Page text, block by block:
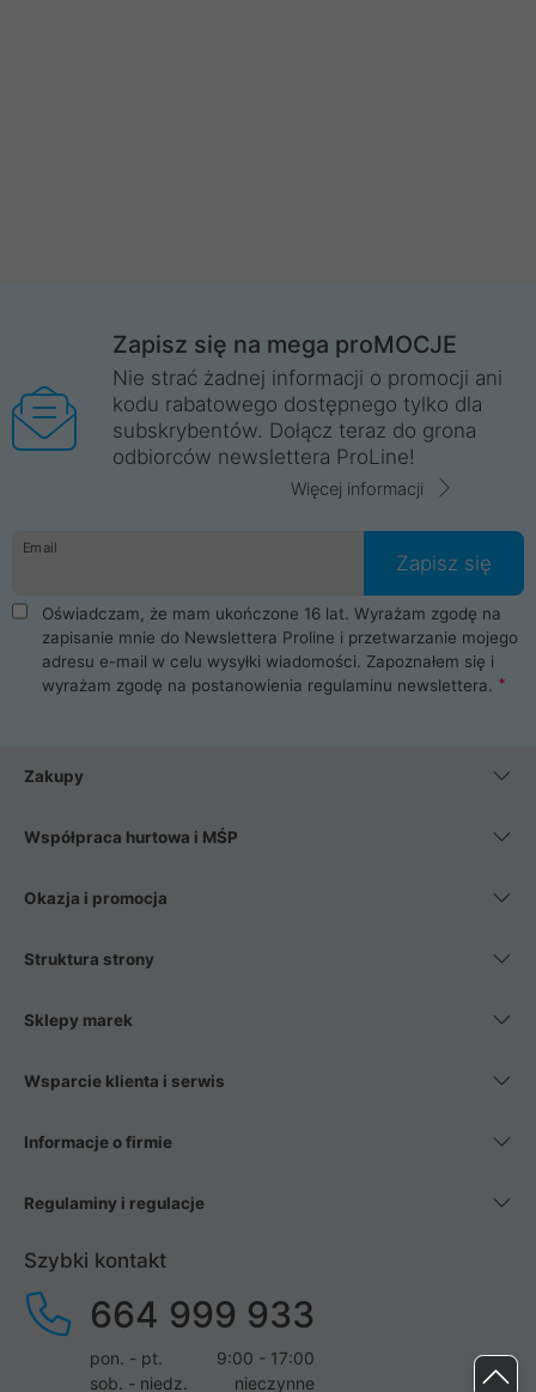
Zapisz się na mega proMOCJE
Nie strać żadnej informacji o promocji ani
kodu rabatowego dostępnego tylko dla
subskrybentów. Dołącz teraz do grona
odbiorców newslettera ProLine!
Więcej informacji
Email
Zapisz się
Oświadczam, że mam ukończone 16 lat. Wyrażam zgodę na
zapisanie mnie do Newslettera Proline i przetwarzanie mojego
adresu e-mail w celu wysyłki wiadomości. Zapoznałem się i
wyrażam zgodę na postanowienia regulaminu newslettera.
Zakupy
Współpraca hurtowa i MŚP
Okazja i promocja
Struktura strony
Sklepy marek
Wsparcie klienta i serwis
Informacje o firmie
Regulaminy i regulacje
Szybki kontakt
664 999 933
pon. - pt.
9:00 - 17:00
sob. - niedz.
nieczynne